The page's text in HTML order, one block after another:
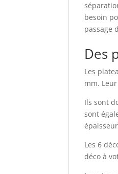
besoin
passage
Des
Les
mm.
Ils sont
sont
Les 6
déco à